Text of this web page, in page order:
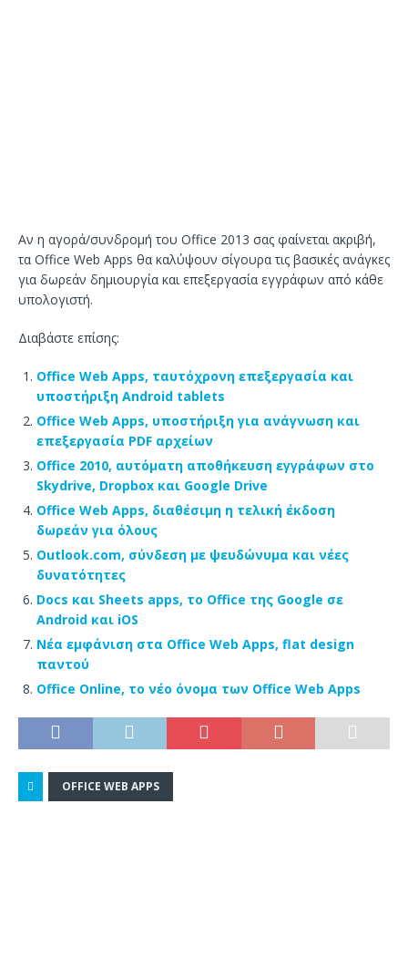
Αν η αγορά/συνδρομή του Office 2013 σας φαίνεται ακριβή,
τα Office Web Apps θα καλύψουν σίγουρα τις βασικές ανάγκες
για δωρεάν δημιουργία και επεξεργασία εγγράφων από κάθε
υπολογιστή.
Διαβάστε επίσης:
Office Web Apps, ταυτόχρονη επεξεργασία και
υποστήριξη Android tablets
Office Web Apps, υποστήριξη για ανάγνωση και
επεξεργασία PDF αρχείων
Office 2010, αυτόματη αποθήκευση εγγράφων στο
Skydrive, Dropbox και Google Drive
Office Web Apps, διαθέσιμη η τελική έκδοση
δωρεάν για όλους
Outlook.com, σύνδεση με ψευδώνυμα και νέες
δυνατότητες
Docs και Sheets apps, το Office της Google σε
Android και iOS
Νέα εμφάνιση στα Office Web Apps, flat design
παντού
Office Online, το νέο όνομα των Office Web Apps
OFFICE WEB APPS